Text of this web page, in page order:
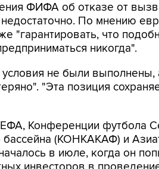
ФИФА об отказе от
По мнению
"гарантировать, что
никогда".
не были выполнены,
"Эта позиция
Конференции футбола
бассейна (КОНКАКАФ) и
в июле, когда он